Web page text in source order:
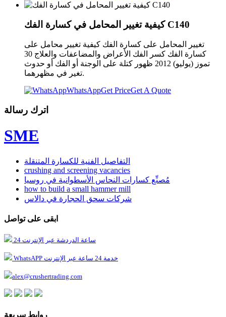
كيفية تغيير المحامل في كسارة الفك C140
تغيير المحامل على كسارة الفك كيفية تغيير محامل على
كسارة الفك كسر الفك الأعراض والمضاعفات والعلاج 30
تموز (يوليو) 2012 ظهور كتلة على الوجنة أو الفك أو حدوث
تغير في مظهرهما.
WhatsAppGet PriceGet A Quote
اترك رسالة
SME
التفاصيل الفنية للكسارة المتنقلة
crushing and screening vacancies
مُصنِّع كسارات النحاس الأسطوانية في روسيا
how to build a small hammer mill
شركات سحق الحجارة في دالاس
ابقى على تواصل
24 ساعة الدردشة عبر الإنترنت
WhatsAPP خدمة 24 ساعة عبر الإنترنت
alex@crushertrading.com
روابط سريعة